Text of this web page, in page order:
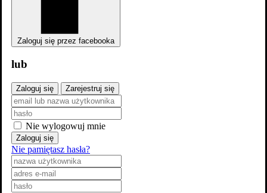
dodajobsadę
Zaloguj się przez facebooka
lub
Zaloguj się Zarejestruj się
Nie wylogowuj mnie
Zaloguj się
Nie pamiętasz hasła?